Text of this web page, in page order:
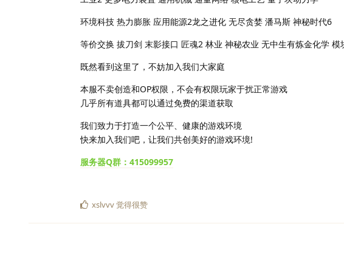
环境科技 热力膨胀 应用能源2龙之进化 无尽贪婪 潘马斯 神秘时代6
等价交换 拔刀剑 末影接口 匠魂2 林业 神秘农业 无中生有炼金化学 模
既然看到这里了，不妨加入我们大家庭
本服不卖创造和OP权限，不会有权限玩家于扰正常游戏
几乎所有道具都可以通过免费的渠道获取
我们致力于打造一个公平、健康的游戏环境
快来加入我们吧，让我们共创美好的游戏环境!
服务器Q群：415099957
xslvvv觉得很赞